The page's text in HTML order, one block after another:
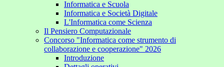
Informatica e Scuola
Informatica e Società Digitale
L'Informatica come Scienza
Il Pensiero Computazionale
Concorso "Informatica come strumento di
collaborazione e cooperazione" 2026
Introduzione